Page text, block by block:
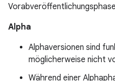
Alpha
Alphaversionen sind
möglicherweise nicht
Während einer